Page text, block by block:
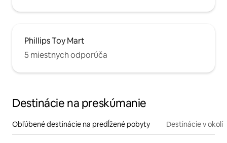
Phillips Toy Mart
5 miestnych odporúča
Destinácie na preskúmanie
Obľúbené destinácie na predĺžené pobyty Destinácie v okolí